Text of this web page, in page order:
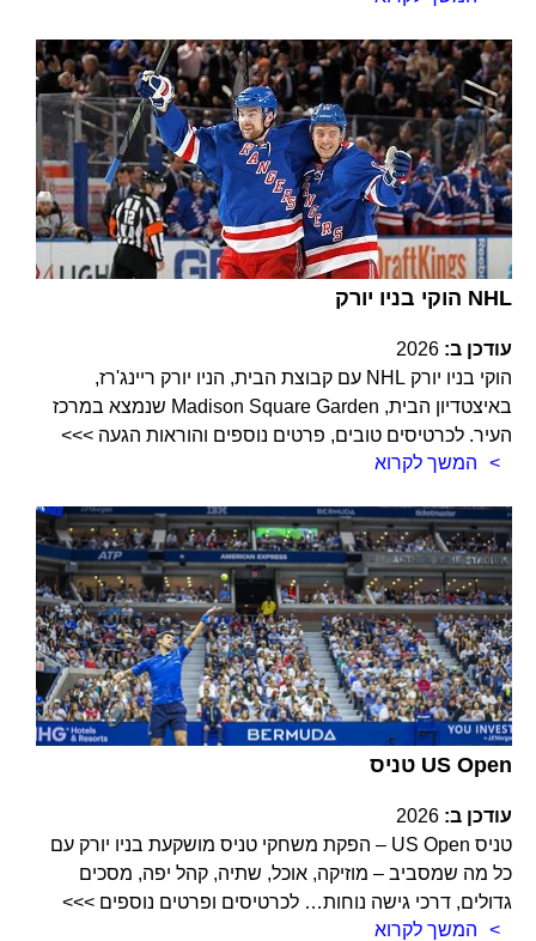
הוקי בניו יורק NHL
עודכן ב: 2026
הוקי בניו יורק NHL עם קבוצת הבית, הניו יורק ריינג'רז,
באיצטדיון הבית, Madison Square Garden שנמצא במרכז
העיר. לכרטיסים טובים, פרטים נוספים והוראות הגעה >>>
המשך לקרוא
טניס US Open
עודכן ב: 2026
טניס US Open – הפקת משחקי טניס מושקעת בניו יורק עם
כל מה שמסביב – מוזיקה, אוכל, שתיה, קהל יפה, מסכים
גדולים, דרכי גישה נוחות… לכרטיסים ופרטים נוספים >>>
המשך לקרוא